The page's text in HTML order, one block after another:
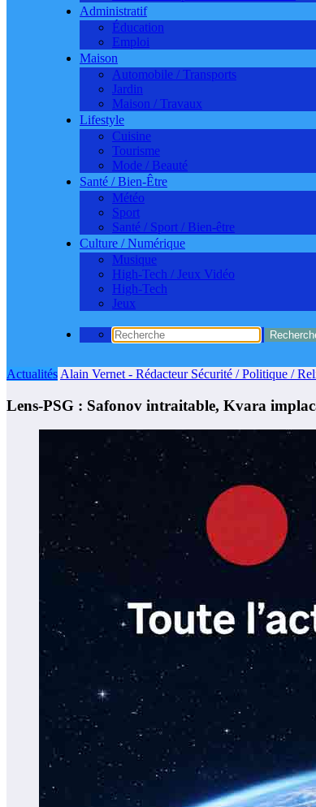
Administratif
Éducation
Emploi
Maison
Automobile / Transports
Jardin
Maison / Travaux
Lifestyle
Cuisine
Tourisme
Mode / Beauté
Santé / Bien-Être
Météo
Sport
Santé / Sport / Bien-être
Culture / Numérique
Musique
High-Tech / Jeux Vidéo
High-Tech
Jeux
Actualités Alain Vernet - Rédacteur Sécurité / Politique /
Lens-PSG : Safonov intraitable, Kvara